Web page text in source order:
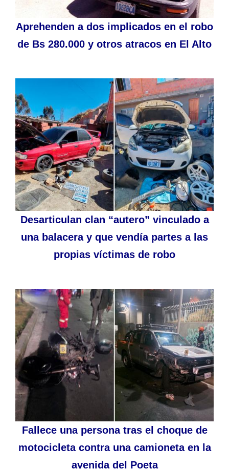
Aprehenden a dos implicados en el robo
de Bs 280.000 y otros atracos en El Alto
Desarticulan clan “autero” vinculado a
una balacera y que vendía partes a las
propias víctimas de robo
Fallece una persona tras el choque de
motocicleta contra una camioneta en la
avenida del Poeta